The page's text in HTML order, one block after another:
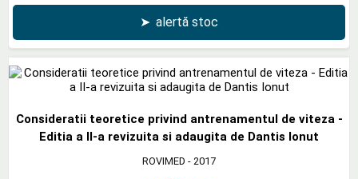
➤ alertă stoc
Consideratii teoretice privind antrenamentul de viteza -
Editia a II-a revizuita si adaugita de Dantis Ionut
ROVIMED - 2017